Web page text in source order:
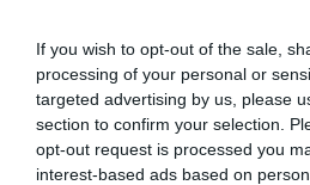
If you wish to opt-out of the sale,
processing of your personal or
targeted advertising by us, please
section to confirm your selection.
opt-out request is processed you
interest-based ads based on